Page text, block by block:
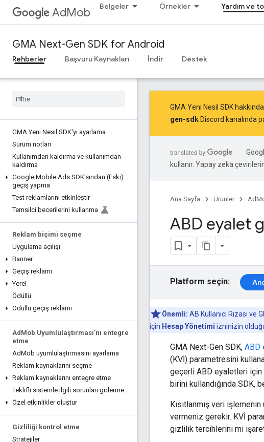
AdMob Belgeler Örnekler Yardım ve
GMA Next-Gen SDK for Android
Rehberler Başvuru Kaynakları İndir Destek
GMA Yeni Nesil SDK'yı ayarlama
Sürüm notları
Kullanımdan kaldırma ve kullanımdan
kaldırma
Google Mobile Ads SDK'sından (Eski)
geçiş yapma
Test reklamlarını etkinleştir
Temsilci becerilerini kullanma
Reklam biçimi seçme
Uygulama açılışı
Banner
Geçiş reklamı
Yerel
Ödüllü
Ödüllü geçiş reklamı
Ad Mob Uyumlulaştırması'nı entegre
etme
AdMob uyumlulaştırmasını ayarlama
Reklam kaynaklarını seçme
Reklam kaynaklarını entegre etme
Teklifli sistemle ilgili sorunları giderme
Özel etkinlikler oluştur
Gizliliği kontrol etme
Stratejiler
GMA Yeni Nesil SDK
gen-sdk Discord kanalında
kullanır. Yapay zeka
Ana Sayfa Ürünler
ABD eyalet
Platform seçin:
Önemli: AB Kullanıcı Rızası
için Hesap Yönetimi izninizin
GMA Next-Gen SDK, ABD
(KVİ) parametresini
geçerli ABD eyaletleri için
birini kullandığında SDK,
Kısıtlanmış veri
vermeniz gerekir. KVİ
gizlilik tercihlerini mi